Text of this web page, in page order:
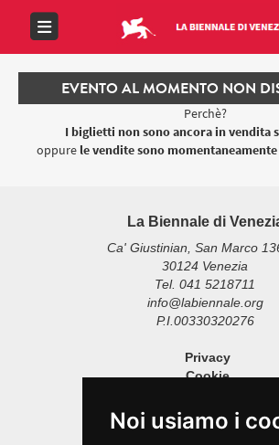
Noi usiamo i
EVENTO AL MOMENTO NON
Perchè?
I biglietti non sono ancora in vendita
oppure le vendite sono momentaneamente
La Biennale di
Ca' Giustinian, San Marco
30124 Venezia
Tel. 041 5218711
info@labiennale.org
P.I.00330320276
Privacy
Cookie